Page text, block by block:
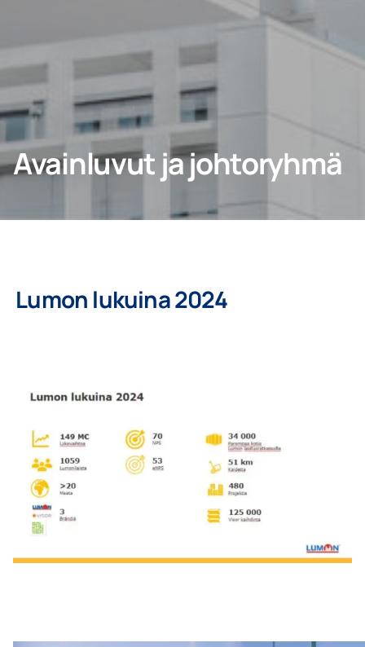
Kotiin
Ammattilaisille
Avainluvut ja johtoryhmä
Lumon lukuina 2024